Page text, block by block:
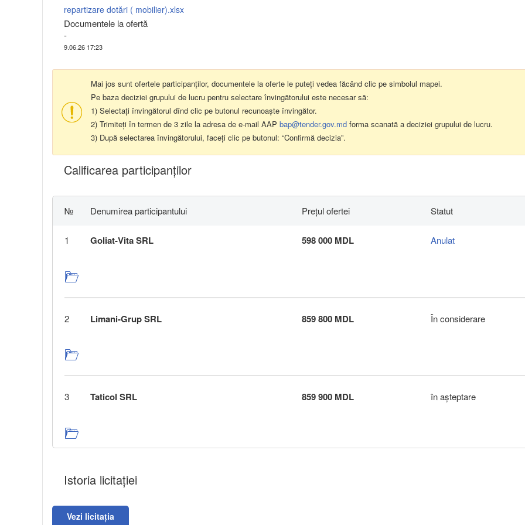
repartizare dotări ( mobilier).xlsx
Documentele la ofertă
-
9.06.26 17:23
Mai jos sunt ofertele participanților, documentele la oferte le puteți vedea făcând clic pe simbolul mapei.
Pe baza deciziei grupului de lucru pentru selectare învingătorului este necesar să:
1) Selectați învingătorul dînd clic pe butonul recunoaște învingător.
2) Trimiteți în termen de 3 zile la adresa de e-mail AAP bap@tender.gov.md forma scanată a deciziei grupului de lucru.
3) După selectarea învingătorului, faceți clic pe butonul: “Confirmă decizia”.
Calificarea participanţilor
№ Denumirea participantului Preţul ofertei Statut
1 Goliat-Vita SRL 598 000 MDL Anulat
2 Limani-Grup SRL 859 800 MDL În considerare
3 Taticol SRL 859 900 MDL în aşteptare
Istoria licitației
Vezi licitația